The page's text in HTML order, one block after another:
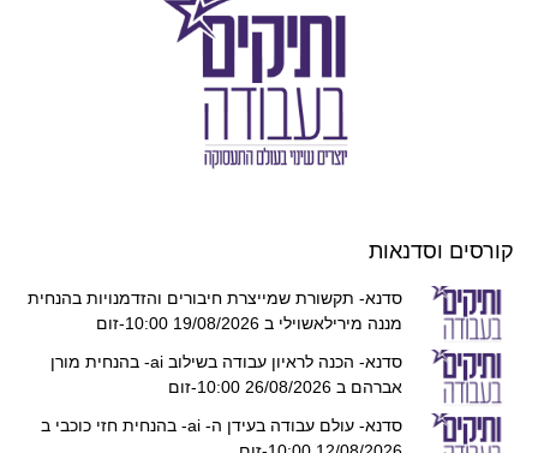
קורסים וסדנאות
סדנא- תקשורת שמייצרת חיבורים והזדמנויות בהנחית
מננה מירילאשוילי ב 19/08/2026 10:00-זום
סדנא- הכנה לראיון עבודה בשילוב ai- בהנחית מורן
אברהם ב 26/08/2026 10:00-זום
סדנא- עולם עבודה בעידן ה- ai- בהנחית חזי כוכבי ב